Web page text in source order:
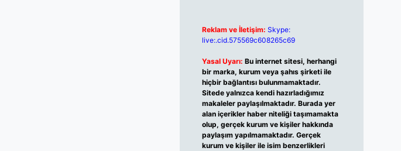
Reklam ve İletişim: Skype:
live:.cid.575569c608265c69
Yasal Uyarı: Bu internet sitesi, herhangi
bir marka, kurum veya şahıs şirketi ile
hiçbir bağlantısı bulunmamaktadır.
Sitede yalnızca kendi hazırladığımız
makaleler paylaşılmaktadır. Burada yer
alan içerikler haber niteliği taşımamakta
olup, gerçek kurum ve kişiler hakkında
paylaşım yapılmamaktadır. Gerçek
kurum ve kişiler ile isim benzerlikleri